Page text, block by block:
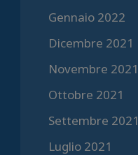
Gennaio 2022
Dicembre 2021
Novembre 2021
Ottobre 2021
Settembre 2021
Luglio 2021